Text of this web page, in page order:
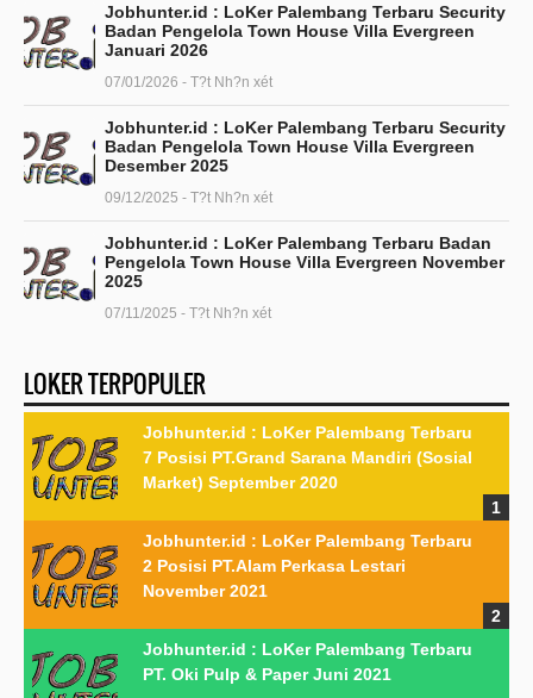
Jobhunter.id : LoKer Palembang Terbaru Security
Badan Pengelola Town House Villa Evergreen
Januari 2026
07/01/2026 - T?t Nh?n xét
Jobhunter.id : LoKer Palembang Terbaru Security
Badan Pengelola Town House Villa Evergreen
Desember 2025
09/12/2025 - T?t Nh?n xét
Jobhunter.id : LoKer Palembang Terbaru Badan
Pengelola Town House Villa Evergreen November
2025
07/11/2025 - T?t Nh?n xét
LOKER TERPOPULER
Jobhunter.id : LoKer Palembang Terbaru
7 Posisi PT.Grand Sarana Mandiri (Sosial
Market) September 2020
Jobhunter.id : LoKer Palembang Terbaru
2 Posisi PT.Alam Perkasa Lestari
November 2021
Jobhunter.id : LoKer Palembang Terbaru
PT. Oki Pulp & Paper Juni 2021